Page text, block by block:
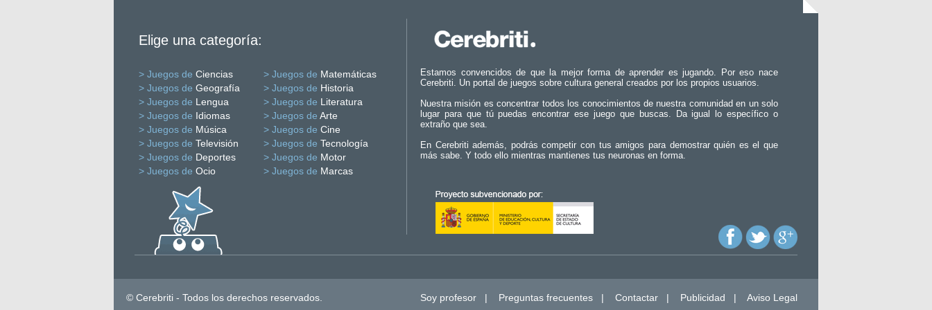
Elige una categoría:
> Juegos de Ciencias > Juegos de Matemáticas
> Juegos de Geografía > Juegos de Historia
> Juegos de Lengua > Juegos de Literatura
> Juegos de Idiomas > Juegos de Arte
> Juegos de Música > Juegos de Cine
> Juegos de Televisión > Juegos de Tecnología
> Juegos de Deportes > Juegos de Motor
> Juegos de Ocio > Juegos de Marcas
Estamos convencidos de que la mejor forma de aprender es jugando. Por eso nace
Cerebriti. Un portal de juegos sobre cultura general creados por los propios usuarios.
Nuestra misión es concentrar todos los conocimientos de nuestra comunidad en un solo
lugar para que tú puedas encontrar ese juego que buscas. Da igual lo específico o
extraño que sea.
En Cerebriti además, podrás competir con tus amigos para demostrar quién es el que
más sabe. Y todo ello mientras mantienes tus neuronas en forma.
© Cerebriti - Todos los derechos reservados. Soy profesor | Preguntas frecuentes | Contactar | Publicidad | Aviso Legal